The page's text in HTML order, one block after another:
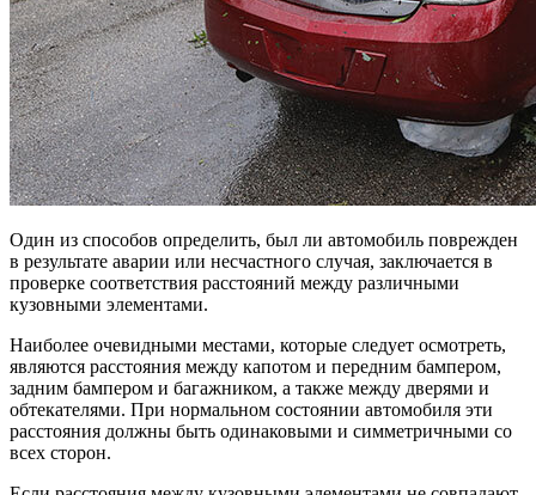
Один из способов определить, был ли автомобиль поврежден
в результате аварии или несчастного случая, заключается в
проверке соответствия расстояний между различными
кузовными элементами.
Наиболее очевидными местами, которые следует осмотреть,
являются расстояния между капотом и передним бампером,
задним бампером и багажником, а также между дверями и
обтекателями. При нормальном состоянии автомобиля эти
расстояния должны быть одинаковыми и симметричными со
всех сторон.